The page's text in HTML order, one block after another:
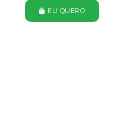
EU QUERO